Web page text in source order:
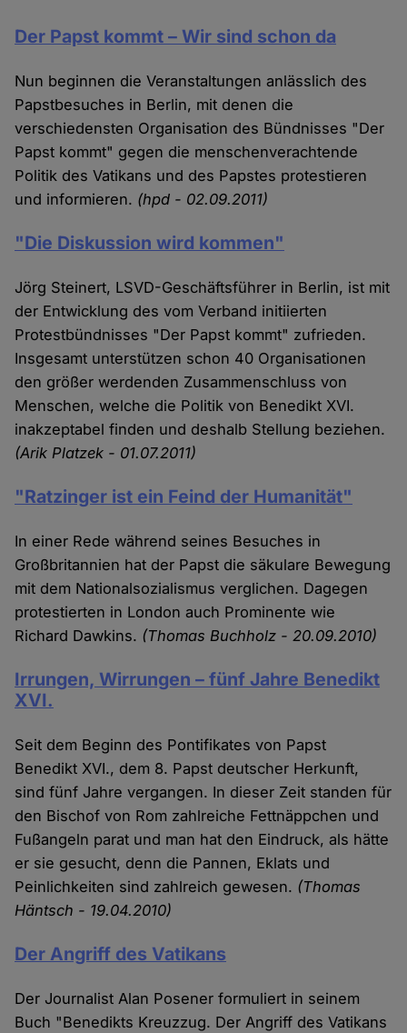
Der Papst kommt – Wir sind schon da
Nun beginnen die Veranstaltungen anlässlich des
Papstbesuches in Berlin, mit denen die
verschiedensten Organisation des Bündnisses "Der
Papst kommt" gegen die menschenverachtende
Politik des Vatikans und des Papstes protestieren
und informieren. (hpd - 02.09.2011)
"Die Diskussion wird kommen"
Jörg Steinert, LSVD-Geschäftsführer in Berlin, ist mit
der Entwicklung des vom Verband initiierten
Protestbündnisses "Der Papst kommt" zufrieden.
Insgesamt unterstützen schon 40 Organisationen
den größer werdenden Zusammenschluss von
Menschen, welche die Politik von Benedikt XVI.
inakzeptabel finden und deshalb Stellung beziehen.
(Arik Platzek - 01.07.2011)
"Ratzinger ist ein Feind der Humanität"
In einer Rede während seines Besuches in
Großbritannien hat der Papst die säkulare Bewegung
mit dem Nationalsozialismus verglichen. Dagegen
protestierten in London auch Prominente wie
Richard Dawkins. (Thomas Buchholz - 20.09.2010)
Irrungen, Wirrungen – fünf Jahre Benedikt
XVI.
Seit dem Beginn des Pontifikates von Papst
Benedikt XVI., dem 8. Papst deutscher Herkunft,
sind fünf Jahre vergangen. In dieser Zeit standen für
den Bischof von Rom zahlreiche Fettnäppchen und
Fußangeln parat und man hat den Eindruck, als hätte
er sie gesucht, denn die Pannen, Eklats und
Peinlichkeiten sind zahlreich gewesen. (Thomas
Häntsch - 19.04.2010)
Der Angriff des Vatikans
Der Journalist Alan Posener formuliert in seinem
Buch "Benedikts Kreuzzug. Der Angriff des Vatikans